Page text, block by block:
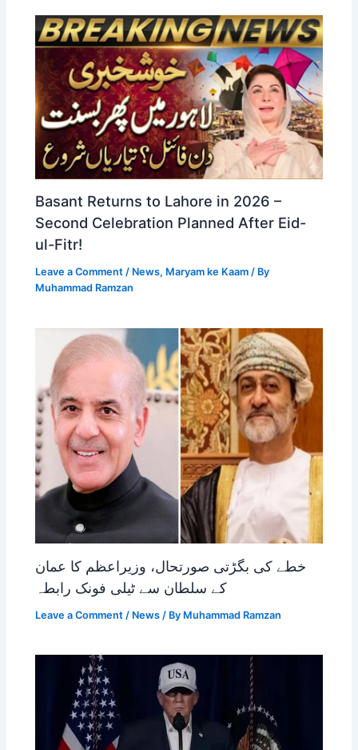
Basant Returns to Lahore in 2026 –
Second Celebration Planned After Eid-
ul-Fitr!
Leave a Comment / News, Maryam ke Kaam / By
Muhammad Ramzan
خطے کی بگڑتی صورتحال، وزیراعظم کا عمان
کے سلطان سے ٹیلی فونک رابطہ
Leave a Comment / News / By Muhammad Ramzan